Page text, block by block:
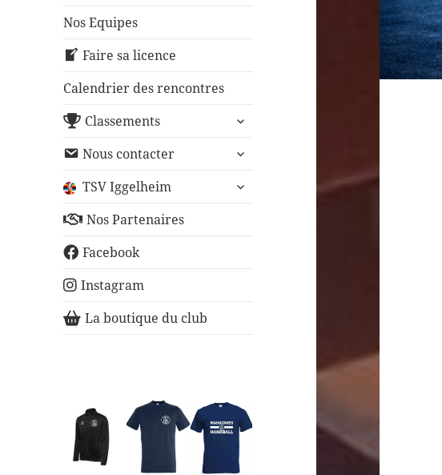
Nos Equipes
Faire sa licence
Calendrier des rencontres
Classements
ouvrir
sous-
Nous contacter
ouvrir
sous-
TSV Iggelheim
ouvrir
Nos Partenaires
Facebook
Instagram
La boutique du club